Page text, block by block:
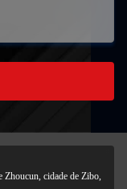
cidade de Zibo,